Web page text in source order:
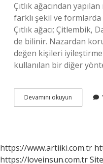
Çıtlık ağacından
farklı şekil ve formlarda
Çıtlık ağacı; Çitlembik,
de bilinir. Nazardan
değen kişileri
kullanılan bir diğer
Devamını okuyun
Çalı
https://www.artiiki.com.tr
https://loveinsun.com.tr